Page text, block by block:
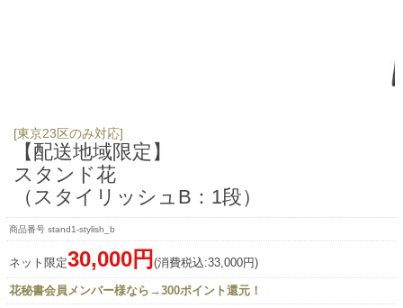
[東京23区のみ対応]
【配送地域限定】
スタンド花
（スタイリッシュB：1段）
stand1-stylish_b
ネット限定30,000円 (消費税込:33,000円)
花秘書会員メンバー様なら→300ポイント還元！